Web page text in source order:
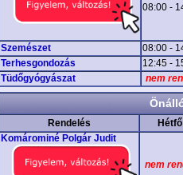
08:00 -
Szemészet
08:00 -
Terhesgondozás
12:45 -
Tüdőgyógyászat
nem
Rendelés
Hétfő
Komárominé Polgár Judit
nem